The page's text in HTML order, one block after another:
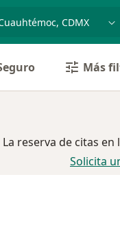
nombre
ej. Guadalajara
Más
La reserva de citas
Solicita